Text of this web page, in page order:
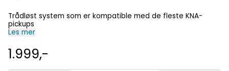
Trådløst system som er kompatible med de fleste KNA-
pickups
Les mer
1.999,-